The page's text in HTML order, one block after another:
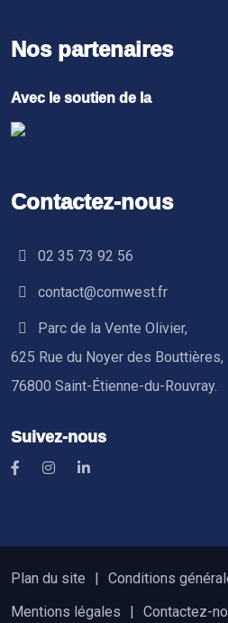
Nos partenaires
Avec le soutien de la
Contactez-nous
02 35 73 92 56
contact@comwest.fr
Parc de la Vente Olivier,
625 Rue du Noyer des Bouttières,
76800 Saint-Étienne-du-Rouvray.
Suivez-nous
Plan du site
Conditions
Mentions légales
Contactez-